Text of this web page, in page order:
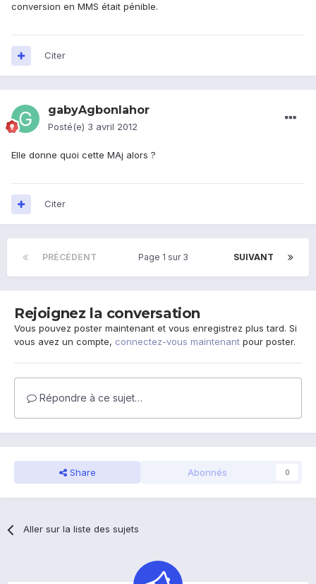
conversion en MMS était pénible.
Citer
gabyAgbonlahor
Posté(e) 3 avril 2012
Elle donne quoi cette MAj alors ?
Citer
PRÉCÉDENT SUIVANT
Page 1 sur 3
Rejoignez la conversation
Vous pouvez poster maintenant et vous enregistrez plus tard. Si
vous avez un compte, connectez-vous maintenant pour poster.
Répondre à ce sujet…
Share Abonnés 0
Aller sur la liste des sujets